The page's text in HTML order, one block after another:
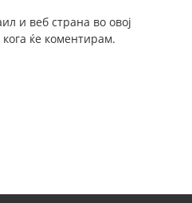
и веб страна во овој
ќе коментирам.